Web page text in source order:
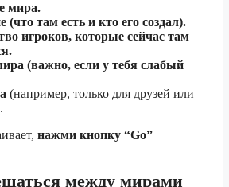
мира.
(что там есть и кто его создал).
игроков, которые сейчас там
(важно, если у тебя слабый
(например, только для друзей или
нажми кнопку “Go”
между мирами